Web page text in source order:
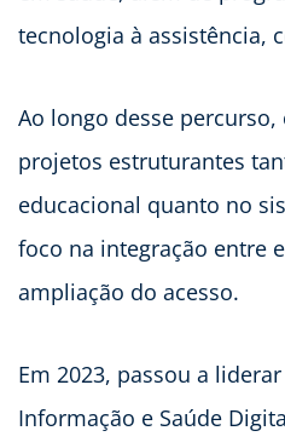
tecnologia à assistência,
Ao longo desse
projetos estruturantes
educacional quanto no
foco na integração entre
ampliação do acesso.
Em 2023, passou a
Informação e Saúde